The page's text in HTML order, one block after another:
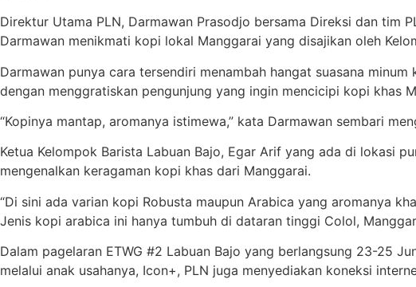
Direktur Utama PLN, Darmawan Prasodjo bersama Direksi dan tim
Darmawan menikmati kopi lokal Manggarai yang disajikan oleh
Darmawan punya cara tersendiri menambah hangat suasana
dengan menggratiskan pengunjung yang ingin mencicipi kopi khas
“Kopinya mantap, aromanya istimewa,” kata Darmawan sembari
Ketua Kelompok Barista Labuan Bajo, Egar Arif yang ada di lokasi
mengenalkan keragaman kopi khas dari Manggarai.
“Di sini ada varian kopi Robusta maupun Arabica yang aromanya
Jenis kopi arabica ini hanya tumbuh di dataran tinggi Colol,
Dalam pagelaran ETWG #2 Labuan Bajo yang berlangsung 23-25
melalui anak usahanya, Icon+, PLN juga menyediakan koneksi